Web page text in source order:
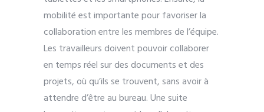
mobilité est importante pour favoriser la
collaboration entre les membres de l’équipe.
Les travailleurs doivent pouvoir collaborer
en temps réel sur des documents et des
projets, où qu’ils se trouvent, sans avoir à
attendre d’être au bureau. Une suite